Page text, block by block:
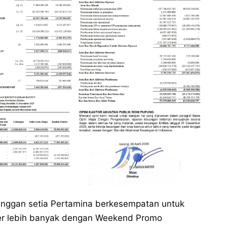
setia Pertamina berkesempatan untuk
lebih banyak dengan Weekend Promo